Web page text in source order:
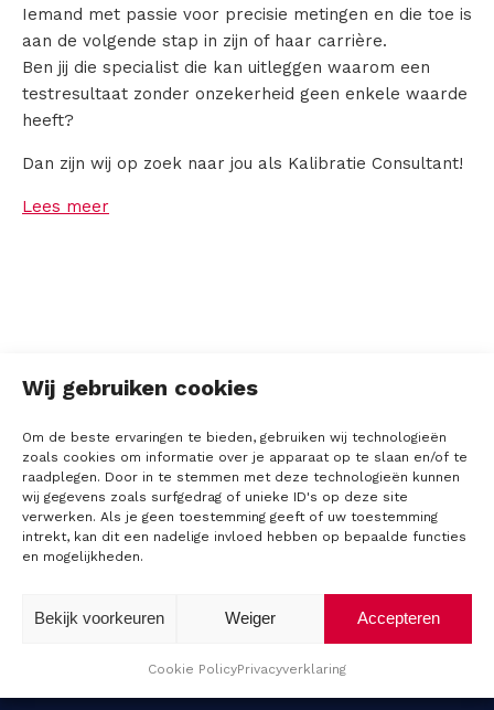
Wij gebruiken cookies
Om de beste ervaringen te bieden, gebruiken wij technologieën
zoals cookies om informatie over je apparaat op te slaan en/of te
raadplegen. Door in te stemmen met deze technologieën kunnen
wij gegevens zoals surfgedrag of unieke ID's op deze site
verwerken. Als je geen toestemming geeft of uw toestemming
intrekt, kan dit een nadelige invloed hebben op bepaalde functies
en mogelijkheden.
Accepteren
Weiger
Bekijk voorkeuren
Cookie PolicyPrivacyverklaring
a
r
a
Iemand met passie voor precisie metingen en die toe is
aan de volgende stap in zijn of haar carrière.
Ben jij die specialist die kan uitleggen waarom een
testresultaat zonder onzekerheid geen enkele waarde
heeft?
Dan zijn wij op zoek naar jou als Kalibratie Consultant!
Lees meer
Advies nodig?
Neem contact met ons op